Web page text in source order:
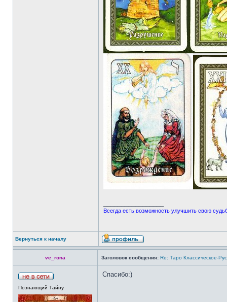
Всегда есть возможность улучшить свою
Вернуться к началу
ve_rona Заголовок сообщения: Re: Таро Классическое-
Познающий Тайну
Спасибо:)